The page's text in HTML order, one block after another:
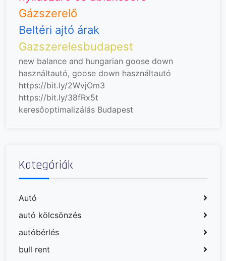
Gázszerelő
Beltéri ajtó árak
Gazszerelesbudapest
new balance and hungarian goose down
használtautó, goose down használtautó
https://bit.ly/2WvjOm3
https://bit.ly/38fRx5t
keresőoptimalizálás Budapest
Kategóriák
Autó
autó kölcsönzés
autóbérlés
bull rent